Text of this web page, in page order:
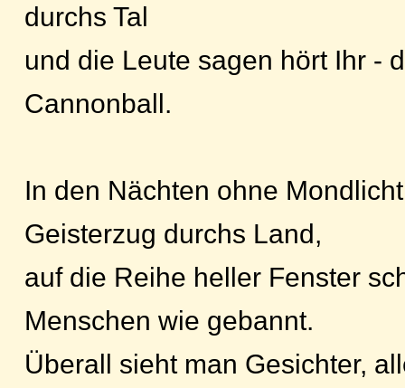
durchs Tal
und die Leute sagen hört Ihr -
Cannonball.
In den Nächten ohne
Geisterzug durchs Land,
auf die Reihe heller Fenster
Menschen wie gebannt.
Überall sieht man Gesichter,